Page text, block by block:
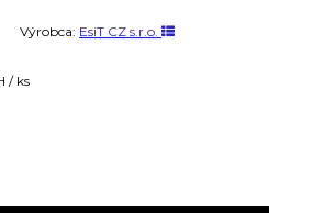
Výrobca: EsiT CZ s.r.o.
/ ks